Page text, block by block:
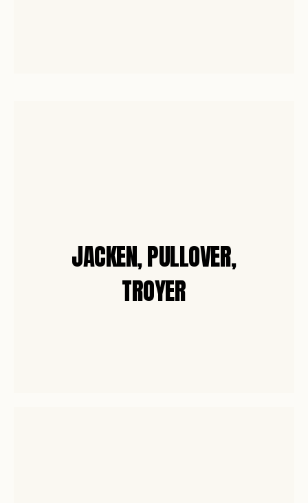
JACKEN, PULLOVER,
TROYER